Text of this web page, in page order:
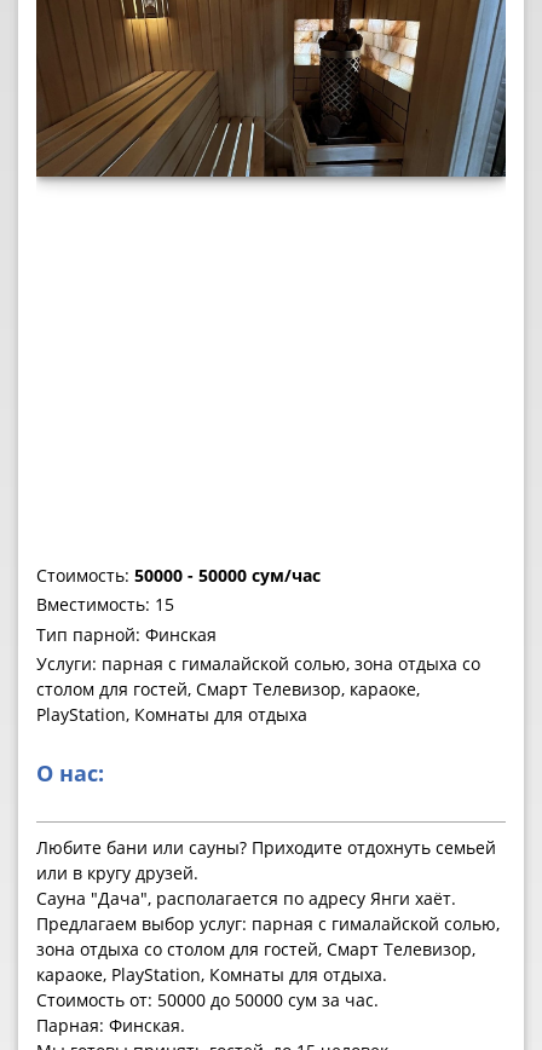
Стоимость: 50000 - 50000 сум/час
Вместимость: 15
Тип парной: Финская
Услуги: парная с гималайской солью, зона отдыха со
столом для гостей, Смарт Телевизор, караоке,
PlayStation, Комнаты для отдыха
О нас:
Любите бани или сауны? Приходите отдохнуть семьей
или в кругу друзей.
Сауна "Дача", располагается по адресу Янги хаёт.
Предлагаем выбор услуг: парная с гималайской солью,
зона отдыха со столом для гостей, Смарт Телевизор,
караоке, PlayStation, Комнаты для отдыха.
Стоимость от: 50000 до 50000 сум за час.
Парная: Финская.